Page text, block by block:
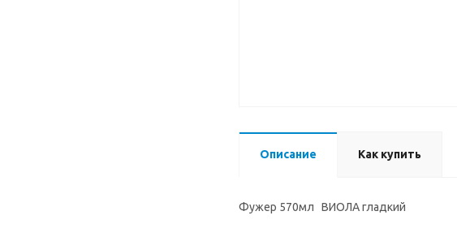
Описание Как купить
Фужер 570мл ВИОЛА гладкий